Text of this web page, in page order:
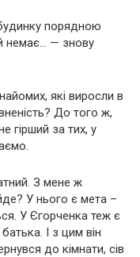
порядною
немає… — знову
які виросли в
До того ж,
гірший за тих, у
З мене ж
У нього є мета –
У Єгорченка теж є
І з цим він
до кімнати, сів